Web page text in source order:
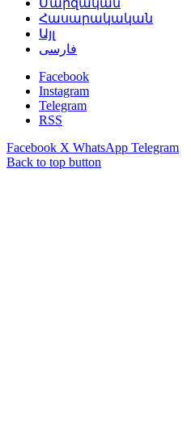
Մարզական
Հասարակական
Այլ
فارسی
Facebook
Instagram
Telegram
RSS
Facebook X WhatsApp Telegram
Back to top button